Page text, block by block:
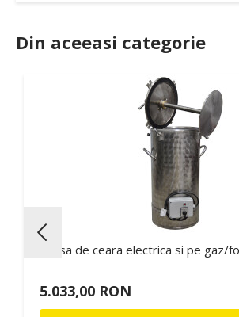
Din aceeasi categorie
Presa de ceara electrica si pe gaz/
5.033,00 RON